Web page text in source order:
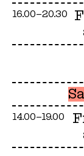
16.00–20.30
14.00–19.00